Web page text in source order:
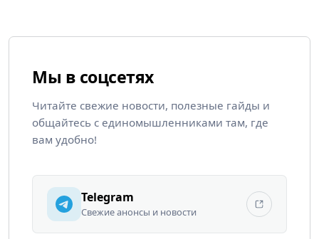
Мы в соцсетях
Читайте свежие новости, полезные гайды и
общайтесь с единомышленниками там, где
вам удобно!
Telegram
Свежие анонсы и новости